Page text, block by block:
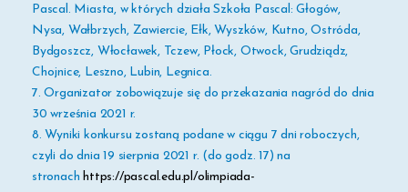
Pascal. Miasta, w których działa Szkoła Pascal: Głogów,
Nysa, Wałbrzych, Zawiercie, Ełk, Wyszków, Kutno, Ostróda,
Bydgoszcz, Włocławek, Tczew, Płock, Otwock, Grudziądz,
Chojnice, Leszno, Lubin, Legnica.
7.Organizator zobowiązuje się do przekazania nagród do dnia
30 września 2021 r.
8. Wyniki konkursu zostaną podane w ciągu 7 dni roboczych,
czyli do dnia 19 sierpnia 2021 r. (do godz. 17) na
stronachhttps://pascal.edu.pl/olimpiada-